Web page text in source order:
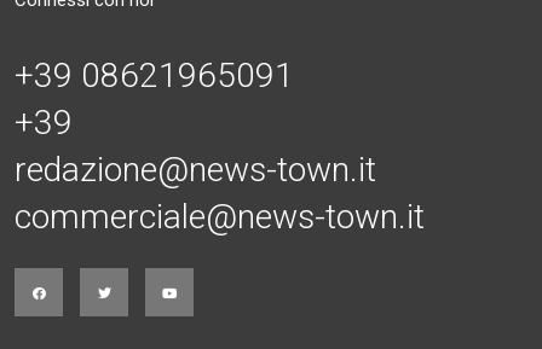
+39 08621965091
+39
redazione@news-town.it
commerciale@news-town.it